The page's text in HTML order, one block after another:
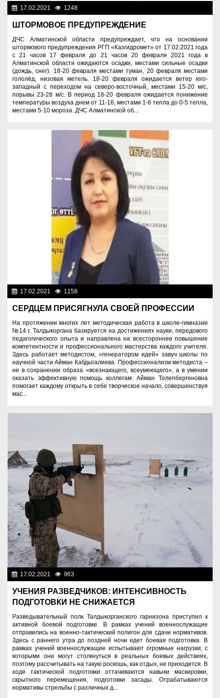
17.02.2021 1248
ШТОРМОВОЕ ПРЕДУПРЕЖДЕНИЕ
ДЧС Алматинской области предупреждает, что на основании
штормового предупреждения РГП «Казгидромет» от 17.02.2021 года
с 21 часов 17 февраля до 21 часов 20 февраля 2021 года в
Алматинской области ожидаются осадки, местами сильные осадки
(дождь, снег). 18-20 февраля местами туман, 20 февраля местами
гололёд, низовая метель. 18-20 февраля ожидается ветер юго-
западный с переходом на северо-восточный, местами 15-20 м/с,
порывы 23-28 м/с. В период 18-20 февраля ожидается понижение
температуры воздуха днем от 11-16, местами 1-6 тепла до 0-5 тепла,
местами 5-10 мороза. ДЧС Алматинской об...
17.02.2021 1158
СЕРДЦЕМ ПРИСЯГНУЛА СВОЕЙ ПРОФЕССИИ
На протяжении многих лет методическая работа в школе-гимназии
№14 г. Талдыкоргана базируется на достижениях науки, передового
педагогического опыта и направлена на всестороннее повышение
компетентности и профессионального мастерства каждого учителя.
Здесь работает методистом, «генератором идей» завуч школы по
научной части Айман Кабдыгалиева. Профессионализм методиста –
не в сохранении образа «всезнающего, всеумеющего», а в умении
оказать эффективную помощь коллегам. Айман Толепбергеновна
помогает каждому открыть в себе творческое начало, совершенствуя
мас...
17.02.2021 963
УЧЕНИЯ РАЗВЕДЧИКОВ: ИНТЕНСИВНОСТЬ
ПОДГОТОВКИ НЕ СНИЖАЕТСЯ
Разведывательный полк Талдыкорганского гарнизона приступил к
активной боевой подготовке. В рамках учений военнослужащие
отправились на военно-тактический полигон для сдачи нормативов.
Здесь с раннего утра до поздней ночи идет боевая подготовка. В
рамках учений военнослужащие испытывают огромные нагрузки, с
которыми они могут столкнуться в реальных боевых действиях,
поэтому рассчитывать на такую роскошь, как отдых, не приходится. В
ходе тактической подготовки оттачиваются навыки маскировки,
скрытного перемещения, подготовки засады. Отрабатываются
нормативы стрельбы с различных д...